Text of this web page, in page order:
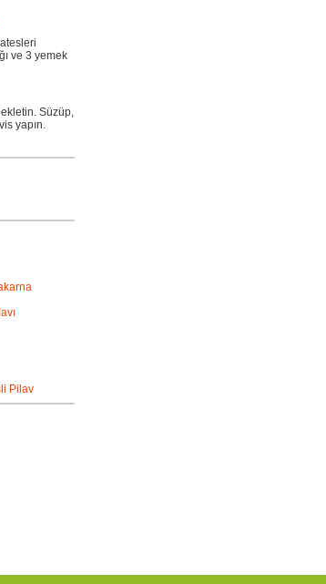
ve 3 yemek
Süzüp,
yapın.
Pilav